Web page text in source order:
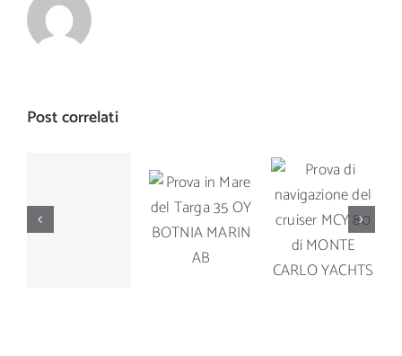
Post correlati
Prova di
navigazione
Prova in
Mare del
Targa 35
OY
BOTNIA
navigazione
del cruiser
MCY 80 di
CARLO